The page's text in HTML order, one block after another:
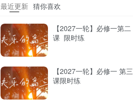
最近更新 猜你喜欢
【2027一轮】必修一第二
课 限时练
【2027一轮】必修一 第三
课限时练